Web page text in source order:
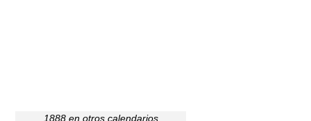
1888 en otros calendarios